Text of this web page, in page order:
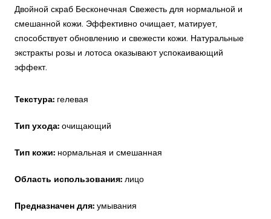
Двойной скраб Бесконечная Свежесть для нормальной и
смешанной кожи. Эффективно очищает, матирует,
способствует обновлению и свежести кожи. Натуральные
экстракты розы и лотоса оказывают успокаивающий
эффект.
Текстура: гелевая
Тип ухода: очищающий
Тип кожи: нормальная и смешанная
Область использования: лицо
Предназначен для: умывания